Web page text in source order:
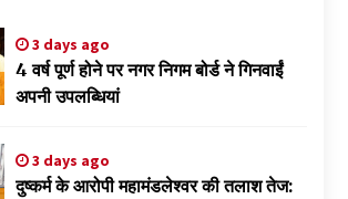
3 days ago
4 वर्ष पूर्ण होने पर नगर निगम बोर्ड ने गिनवाईं
अपनी उपलब्धियां
3 days ago
दुष्कर्म के आरोपी महामंडलेश्वर की तलाश तेज: